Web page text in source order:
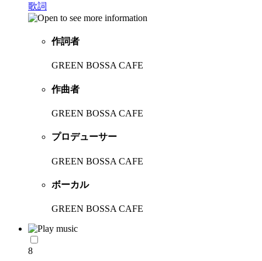
歌詞
作詞者
GREEN BOSSA CAFE
作曲者
GREEN BOSSA CAFE
プロデューサー
GREEN BOSSA CAFE
ボーカル
GREEN BOSSA CAFE
8